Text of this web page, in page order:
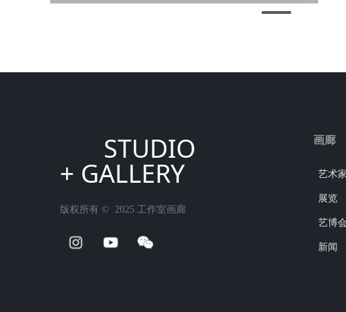
版权所有 ©  2025 工作室画廊
画廊
艺术家
展览
艺博会
新闻
STUDIO
+ GALLERY